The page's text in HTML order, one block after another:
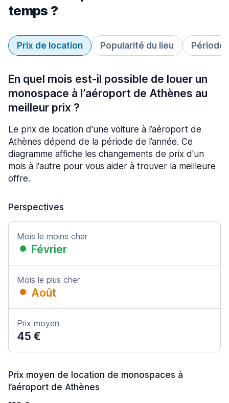
temps ?
Prix de location Popularité du lieu Période
En quel mois est-il possible de louer un
monospace à l’aéroport de Athènes au
meilleur prix ?
Le prix de location d'une voiture à l’aéroport de
Athènes dépend de la période de l’année. Ce
diagramme affiche les changements de prix d'un
mois à l'autre pour vous aider à trouver la meilleure
offre.
Perspectives
Mois le moins cher
Février
Mois le plus cher
Août
Prix moyen
45 €
Prix moyen de location de monospaces à
l’aéroport de Athènes